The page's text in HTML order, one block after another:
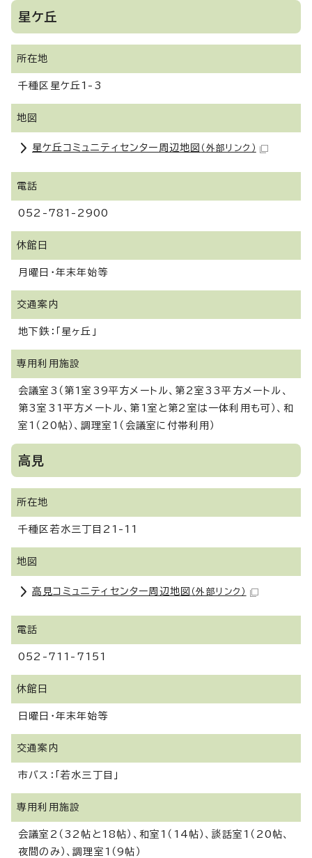
星ケ丘
所在地
千種区星ケ丘1-3
地図
星ケ丘コミュニティセンター周辺地図 （外部リンク）
電話
052-781-2900
休館日
月曜日・年末年始等
交通案内
地下鉄：「星ヶ丘」
専用利用施設
会議室3（第1室39平方メートル、第2室33平方メートル、
第3室31平方メートル、第1室と第2室は一体利用も可）、和
室1（20帖）、調理室1（会議室に付帯利用）
高見
所在地
千種区若水三丁目21-11
地図
高見コミュニティセンター周辺地図 （外部リンク）
電話
052-711-7151
休館日
日曜日・年末年始等
交通案内
市バス：「若水三丁目」
専用利用施設
会議室2（32帖と18帖）、和室1（14帖）、談話室1（20帖、
夜間のみ）、調理室1（9帖）